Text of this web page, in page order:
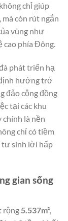
chỉ giúp
còn rút ngắn
vùng như
cao phía Đông.
phát triển hạ
hướng trở
đảo cộng đồng
tại các khu
chính là nền
chỉ có tiềm
tư sinh lời hấp
gian sống
rộng 5.537m²